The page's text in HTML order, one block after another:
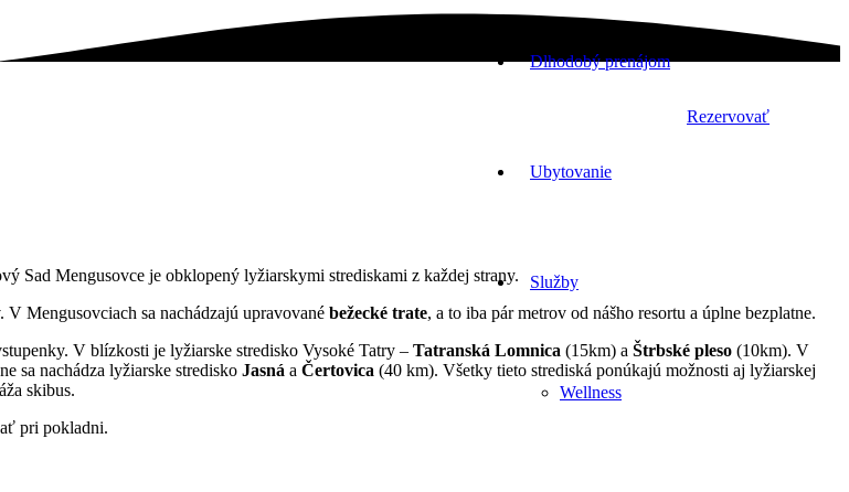
Dlhodobý prenájom
Ubytovanie
Služby
Wellness
Rezervovať
Sad Mengusovce je obklopený lyžiarskymi strediskami z každej strany.
Mengusovciach sa nachádzajú upravované bežecké trate, a to iba pár metrov od nášho resortu a úplne bezplatne.
V blízkosti je lyžiarske stredisko Vysoké Tatry – Tatranská Lomnica (15km) a Štrbské pleso (10km). V
sa nachádza lyžiarske stredisko Jasná a Čertovica (40 km). Všetky tieto strediská ponúkajú možnosti aj lyžiarskej
skibus.
pri pokladni.